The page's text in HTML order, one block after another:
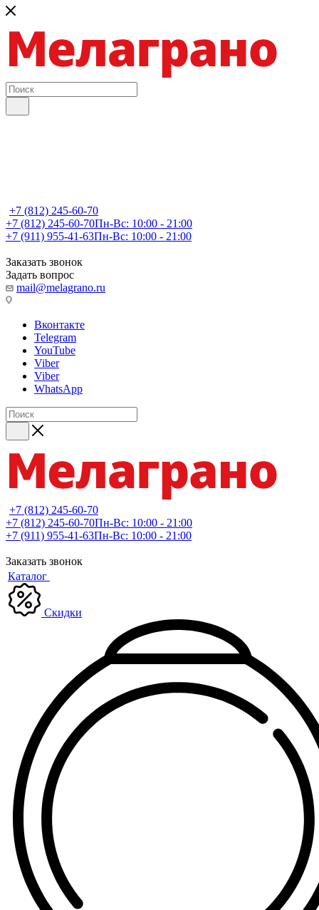
+7 (812) 245-60-70
+7 (812) 245-60-70Пн-Вс: 10:00 - 21:00
+7 (911) 955-41-63Пн-Вс: 10:00 - 21:00
Заказать звонок
Задать вопрос
mail@melagrano.ru
Вконтакте
Telegram
YouTube
Viber
Viber
WhatsApp
+7 (812) 245-60-70
+7 (812) 245-60-70Пн-Вс: 10:00 - 21:00
+7 (911) 955-41-63Пн-Вс: 10:00 - 21:00
Заказать звонок
Каталог
Скидки